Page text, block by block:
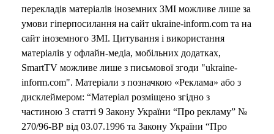
перекладів матеріалів іноземних ЗМІ можливе лише за
умови гіперпосилання на сайт ukraine-inform.com та на
сайт іноземного ЗМІ. Цитування і використання
матеріалів у офлайн-медіа, мобільних додатках,
SmartTV можливе лише з письмової згоди "ukraine-
inform.com". Матеріали з позначкою «Реклама» або з
дисклеймером: “Матеріал розміщено згідно з
частиною 3 статті 9 Закону України “Про рекламу” №
270/96-ВР від 03.07.1996 та Закону України “Про